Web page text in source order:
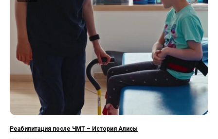
Реабилитация после ЧМТ – История Алисы